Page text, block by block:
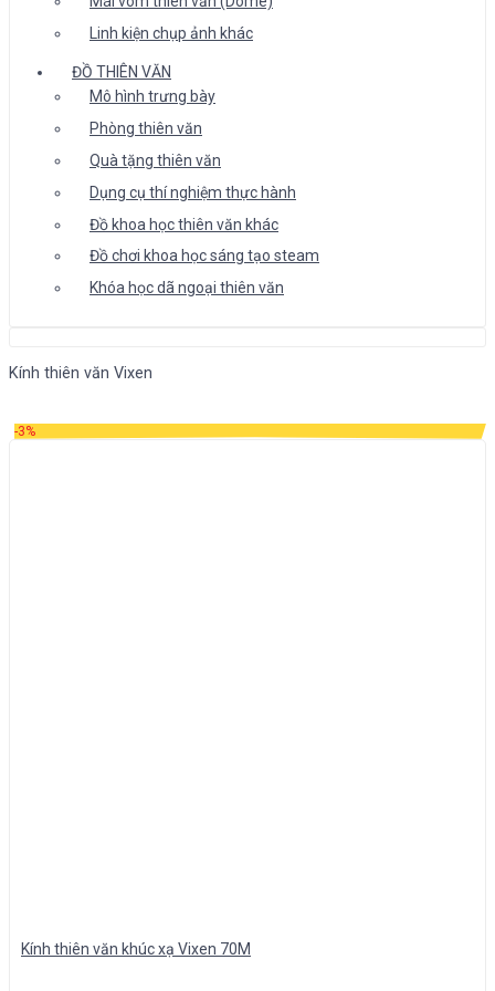
Linh kiện chụp ảnh khác
ĐỒ THIÊN VĂN
Mô hình trưng bày
Phòng thiên văn
Quà tặng thiên văn
Dụng cụ thí nghiệm thực hành
Đồ khoa học thiên văn khác
Đồ chơi khoa học sáng tạo steam
Khóa học dã ngoại thiên văn
Kính thiên văn Vixen
-3%
Kính thiên văn khúc xạ Vixen 70M